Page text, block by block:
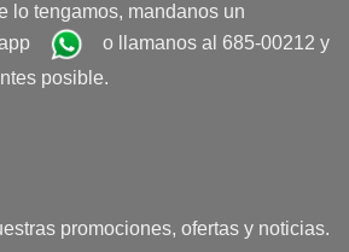
lo tengamos, mandanos un
o llamanos al 685-00212 y
posible.
promociones, ofertas y noticias.